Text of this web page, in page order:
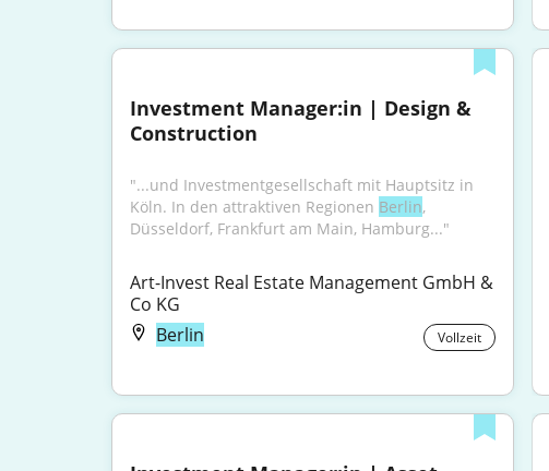
Investment Manager:in | Design &
Construction
"...und Investmentgesellschaft mit Hauptsitz in
Köln. In den attraktiven Regionen Berlin,
Düsseldorf, Frankfurt am Main, Hamburg..."
Art-Invest Real Estate Management GmbH &
Co KG
Berlin
Vollzeit